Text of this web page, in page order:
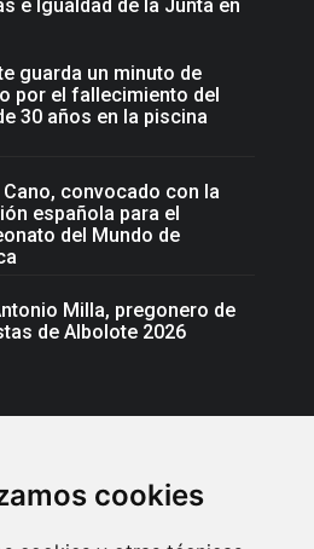
cookies
e Igualdad de la Junta en
guarda un minuto de
por el fallecimiento del
30 años en la piscina
Cano, convocado con la
española para el
del Mundo de
Milla, pregonero de
de Albolote 2026
Seguidores